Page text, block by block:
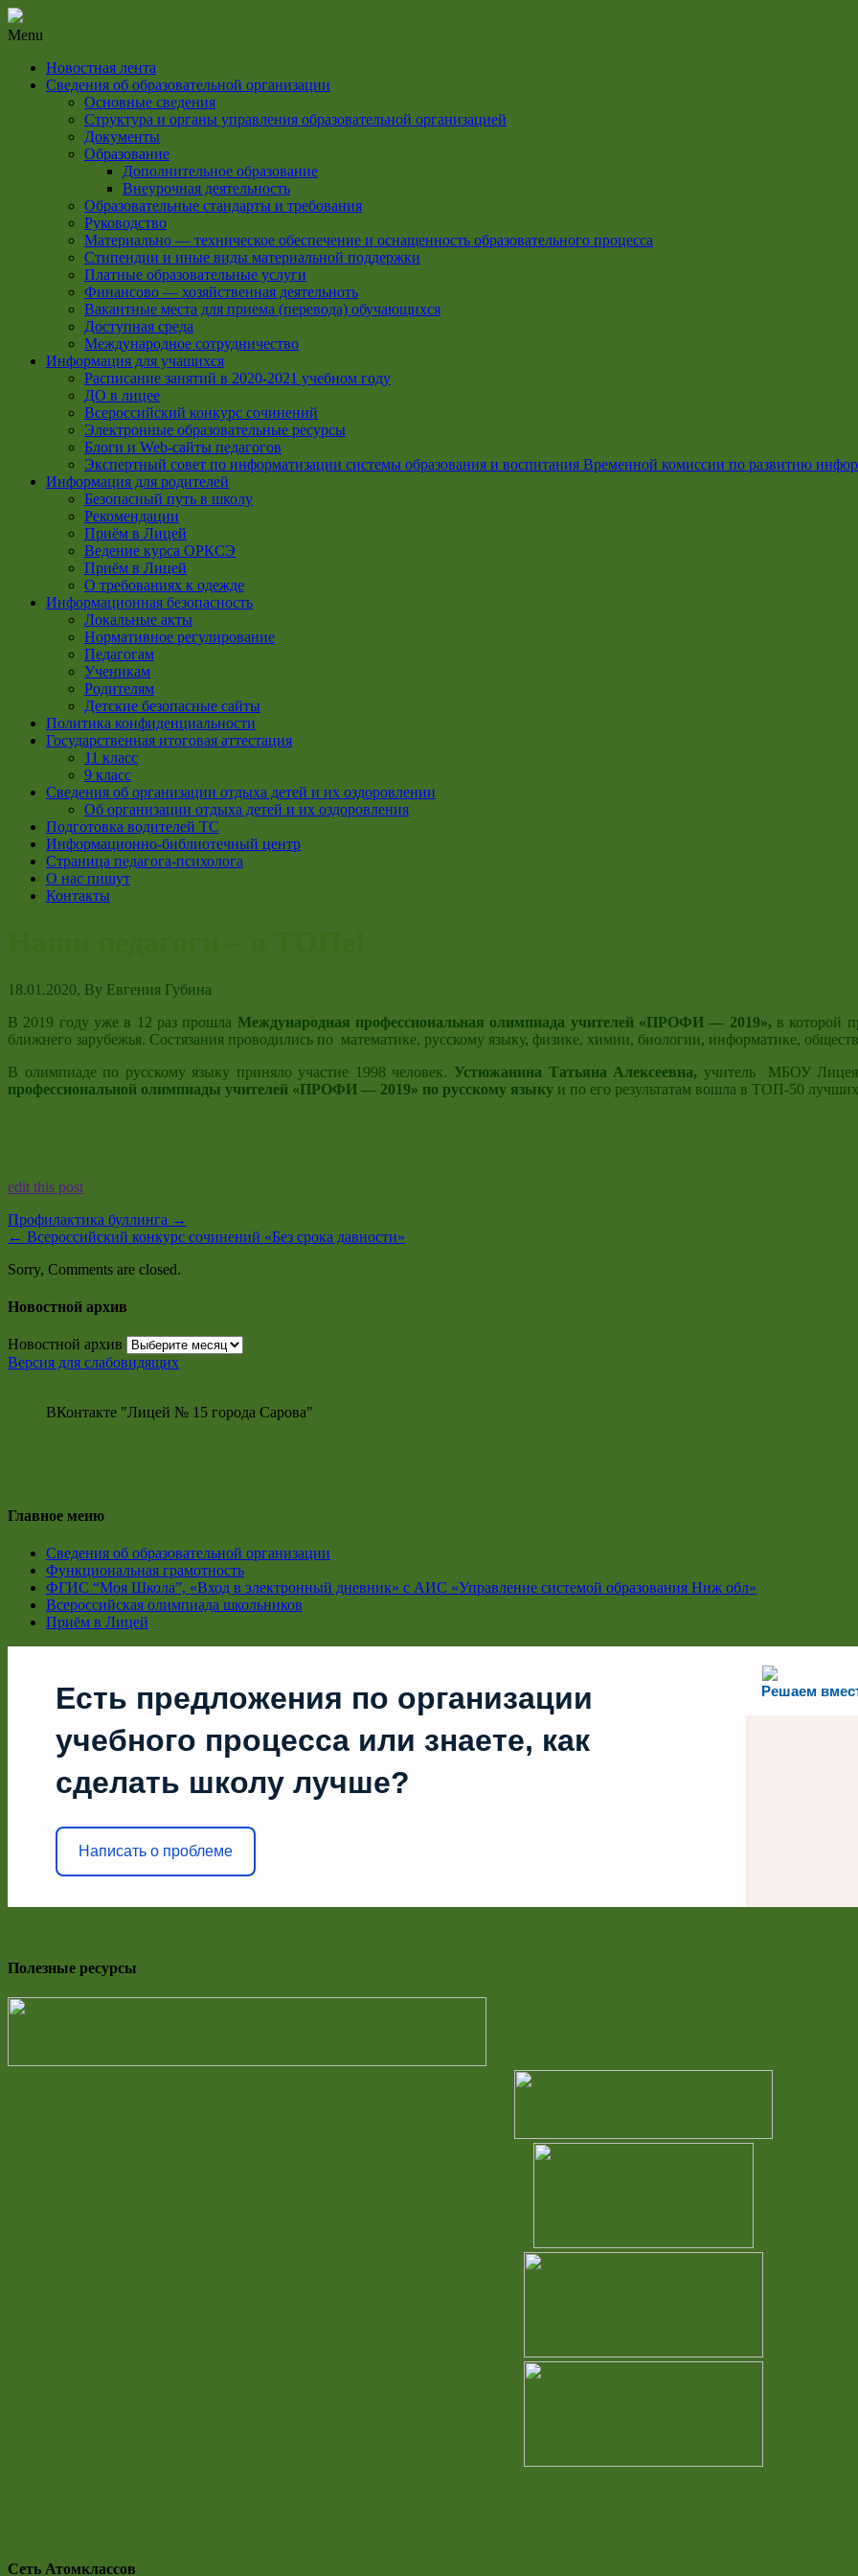
Menu
Новостная лента
Сведения об образовательной организации
Основные сведения
Структура и органы управления образовательной организацией
Документы
Образование
Дополнительное образование
Внеурочная деятельность
Образовательные стандарты и требования
Руководство
Материально — техническое обеспечение и оснащенность образовательного процесса
Стипендии и иные виды материальной поддержки
Платные образовательные услуги
Финансово — хозяйственная деятельноть
Вакантные места для приема (перевода) обучающихся
Доступная среда
Международное сотрудничество
Информация для учащихся
Расписание занятий в 2020-2021 учебном году
ДО в лицее
Всероссийский конкурс сочинений
Электронные образовательные ресурсы
Блоги и Web-сайты педагогов
Экспертный совет по информатизации системы образования и воспитания Временной комиссии по развитию
Информация для родителей
Безопасный путь в школу
Рекомендации
Приём в Лицей
Ведение курса ОРКСЭ
Приём в Лицей
О требованиях к одежде
Информационная безопасность
Локальные акты
Нормативное регулирование
Педагогам
Ученикам
Родителям
Детские безопасные сайты
Политика конфиденциальности
Государственная итоговая аттестация
11 класс
9 класс
Сведения об организации отдыха детей и их оздоровлении
Об организации отдыха детей и их оздоровления
Подготовка водителей ТС
Информационно-библиотечный центр
Страница педагога-психолога
О нас пишут
Контакты
18.01.2020, By Евгения Губина
В 2019 году уже в 12 раз прошла Международная профессиональная олимпиада учителей «ПРОФИ — 2019», в которой
ближнего зарубежья. Состязания проводились по математике, русскому языку, физике, химии, биологии, информатике,
В олимпиаде по русскому языку приняло участие 1998 человек. Устюжанина Татьяна Алексеевна, учитель МБОУ
профессиональной олимпиады учителей «ПРОФИ — 2019» по русскому языку и по его результатам вошла в ТОП-50
edit this post
Профилактика буллинга →
← Всероссийский конкурс сочинений «Без срока давности»
Sorry, Comments are closed.
Новостной архив
Новостной архив
Версия для слабовидящих
ВКонтакте "Лицей № 15 города Сарова"
Главное меню
Сведения об образовательной организации
Функциональная грамотность
ФГИС “Моя Школа”, «Вход в электронный дневник» с АИС «Управление системой образования Ниж обл»
Всероссийская олимпиада школьников
Приём в Лицей
Решаем
Есть предложения по организации
учебного процесса или знаете, как
сделать школу лучше?
Написать о проблеме
Полезные ресурсы
Сеть Атомклассов